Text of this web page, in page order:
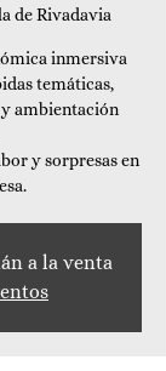
de Rivadavia
inmersiva
temáticas,
ambientación
y sorpresas en
a la venta